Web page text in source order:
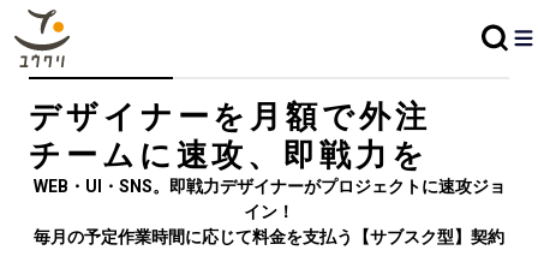
デザイナーを月額で外注
チームに速攻、即戦力を
WEB・UI・SNS。即戦力デザイナーがプロジェクトに速攻ジョ
イン！
毎月の予定作業時間に応じて料金を支払う【サブスク型】契約